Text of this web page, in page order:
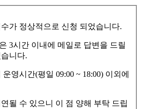
가 정상적으로 신청 되었습니다.
3시간 이내에 메일로 답변을 드릴
니다.
영시간(평일 09:00 ~ 18:00) 이외에
될 수 있으니 이 점 양해 부탁 드립